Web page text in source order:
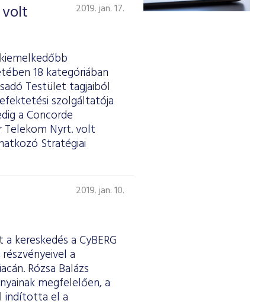
volt
2019. jan. 17.
18 kategóriában
Testület tagjaiból
szolgáltatója
a Concorde
Telekom Nyrt. volt
Stratégiai
2019. jan. 10.
kereskedés a CyBERG
a
Rózsa Balázs
megfelelően, a
indította el a